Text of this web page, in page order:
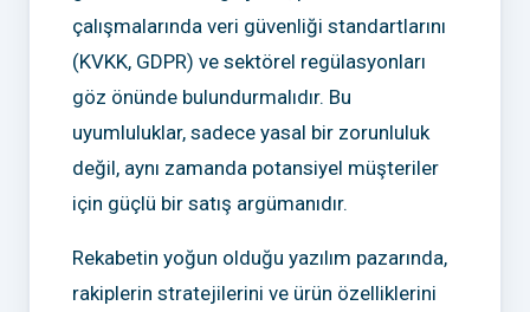
çalışmalarında veri güvenliği standartlarını
(KVKK, GDPR) ve sektörel regülasyonları
göz önünde bulundurmalıdır. Bu
uyumluluklar, sadece yasal bir zorunluluk
değil, aynı zamanda potansiyel müşteriler
için güçlü bir satış argümanıdır.
Rekabetin yoğun olduğu yazılım pazarında,
rakiplerin stratejilerini ve ürün özelliklerini